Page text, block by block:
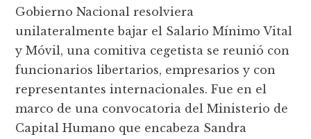
Gobierno Nacional resolviera
unilateralmente bajar el Salario Mínimo Vital
y Móvil, una comitiva cegetista se reunió con
funcionarios libertarios, empresarios y con
representantes internacionales. Fue en el
marco de una convocatoria del Ministerio de
Capital Humano que encabeza Sandra